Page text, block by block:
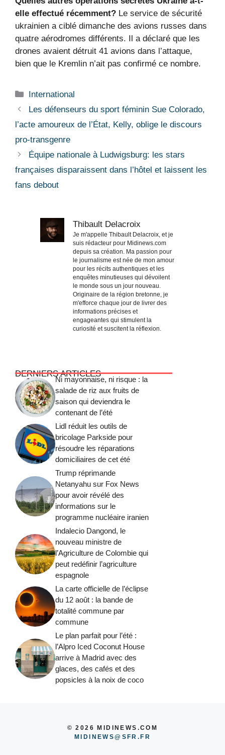
elle effectué récemment? Le service de sécurité
ukrainien a ciblé dimanche des avions russes dans
quatre aérodromes différents. Il a déclaré que les
drones avaient détruit 41 avions dans l’attaque,
bien que le Kremlin n’ait pas confirmé ce nombre.
Catégories
International
Les défenseurs du sport féminin Sue Colorado,
l’acte amoureux de l’État, Kelly, oblige le discours
pro-transgenre
Équipe nationale à Ludwigsburg: les stars
françaises disparaissent dans l’hôtel et laissent les
fans debout
Thibault Delacroix
Je m'appelle Thibault Delacroix, et je
suis rédacteur pour Midinews.com
depuis sa création. Ma passion pour
le journalisme est née de mon amour
pour les récits authentiques et les
enquêtes minutieuses qui dévoilent
le monde sous un jour nouveau.
Originaire de la région bretonne, je
m'efforce chaque jour de livrer des
informations précises et
engageantes qui stimulent la
curiosité et suscitent la réflexion.
DERNIERS ARTICLES
Ni mayonnaise, ni risque : la
salade de riz aux fruits de
saison qui deviendra le
contenant de l’été
Lidl réduit les outils de
bricolage Parkside pour
résoudre les réparations
domiciliaires de cet été
Trump réprimande
Netanyahu sur Fox News
pour avoir révélé des
informations sur le
programme nucléaire iranien
Indalecio Dangond, le
nouveau ministre de
l’Agriculture de Colombie qui
peut redéfinir l’agriculture
espagnole
La carte officielle de l’éclipse
du 12 août : la bande de
totalité commune par
commune
Le plan parfait pour l’été :
l’Alpro Iced Coconut House
arrive à Madrid avec des
glaces, des cafés et des
popsicles à la noix de coco
© 2026 MIDINEWS.COM
MIDINEWS@SFR.FR